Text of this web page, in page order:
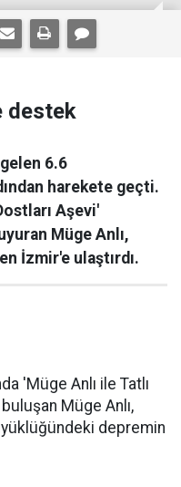
destek
6.6
harekete geçti.
Aşevi'
Müge Anlı,
İzmir'e ulaştırdı.
'Müge Anlı ile Tatlı
Müge Anlı,
depremin